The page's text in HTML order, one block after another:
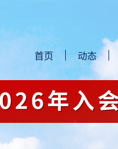
首页 动态